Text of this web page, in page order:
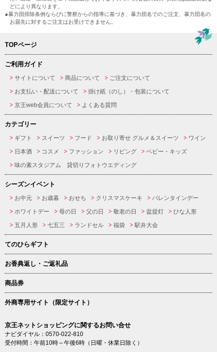
どにより異なります。
●暴力団排除条例ならびに警察からの指導に基づき、暴力団名でのご注文、暴力団名の
お届先に対するご注文はお受けできません。
TOPページ
ご利用ガイド
サイトについて 商品について
ご注文について
お支払い・配送について
掛け紙（のし）・包装について
京王web会員について
よくある質問
カテゴリー
ギフト スイーツ フード お取り寄せ グルメ＆スイーツ
ワイン
日本酒
コスメ ファッション リビング
ベビー・キッズ
味の素スタジアム 貸切りフォトウエディング
シーズンイベント
お中元 お歳暮 おせち クリスマスケーキ
バレンタインデー
ホワイトデー
母の日 父の日 敬老の日 盆提灯
ひな人形
五月人形
七五三 ランドセル 福袋 駅弁大会
てのひらギフト
お香典返し・ご返礼品
商品券
外商専用サイト（限定サイト）
京王ネットショッピングに関するお問い合せ
ナビダイヤル：0570-022-810
受付時間：午前10時～午後6時（日曜・休業日除く）